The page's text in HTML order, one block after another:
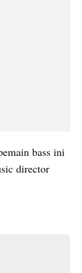
bass ini
director